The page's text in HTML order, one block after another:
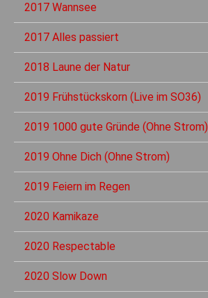
2017 Wannsee
2017 Alles passiert
2018 Laune der Natur
2019 Frühstückskorn (Live im SO36)
2019 1000 gute Gründe (Ohne Strom)
2019 Ohne Dich (Ohne Strom)
2019 Feiern im Regen
2020 Kamikaze
2020 Respectable
2020 Slow Down